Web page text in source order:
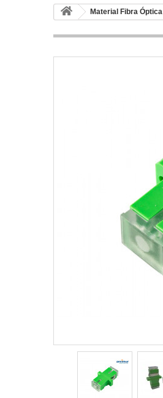
Material Fibra Óptica